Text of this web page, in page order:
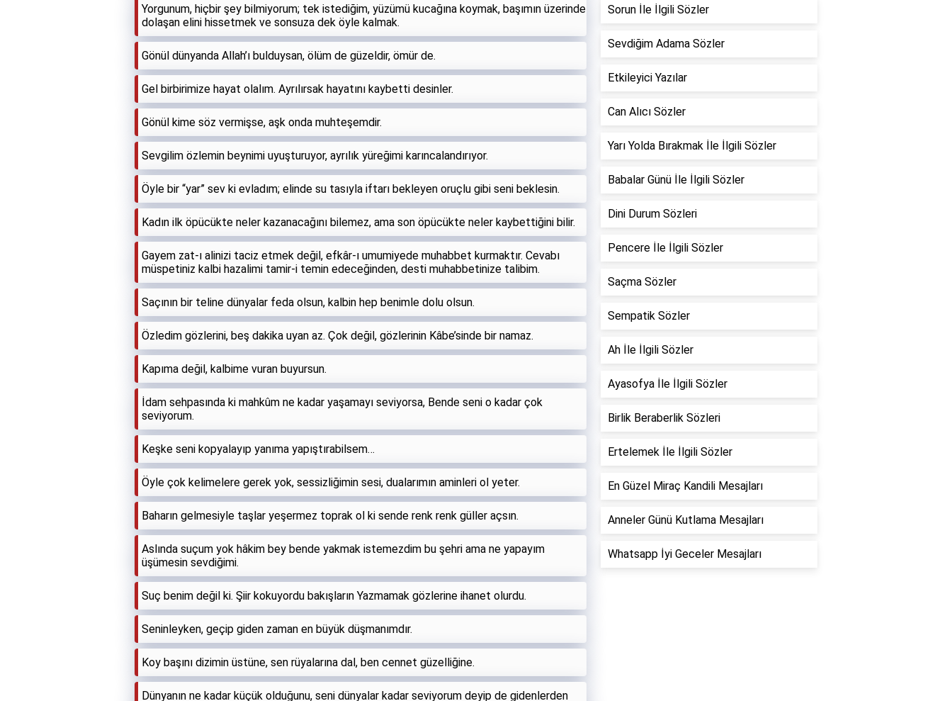
Yorgunum, hiçbir şey bilmiyorum; tek istediğim, yüzümü kucağına koymak, başımın üzerinde
dolaşan elini hissetmek ve sonsuza dek öyle kalmak.
Gönül dünyanda Allah’ı bulduysan, ölüm de güzeldir, ömür de.
Gel birbirimize hayat olalım. Ayrılırsak hayatını kaybetti desinler.
Gönül kime söz vermişse, aşk onda muhteşemdir.
Sevgilim özlemin beynimi uyuşturuyor, ayrılık yüreğimi karıncalandırıyor.
Öyle bir “yar” sev ki evladım; elinde su tasıyla iftarı bekleyen oruçlu gibi seni beklesin.
Kadın ilk öpücükte neler kazanacağını bilemez, ama son öpücükte neler kaybettiğini bilir.
Gayem zat-ı alinizi taciz etmek değil, efkâr-ı umumiyede muhabbet kurmaktır. Cevabı
müspetiniz kalbi hazalimi tamir-i temin edeceğinden, desti muhabbetinize talibim.
Saçının bir teline dünyalar feda olsun, kalbin hep benimle dolu olsun.
Özledim gözlerini, beş dakika uyan az. Çok değil, gözlerinin Kâbe’sinde bir namaz.
Kapıma değil, kalbime vuran buyursun.
İdam sehpasında ki mahkûm ne kadar yaşamayı seviyorsa, Bende seni o kadar çok
seviyorum.
Keşke seni kopyalayıp yanıma yapıştırabilsem…
Öyle çok kelimelere gerek yok, sessizliğimin sesi, dualarımın aminleri ol yeter.
Baharın gelmesiyle taşlar yeşermez toprak ol ki sende renk renk güller açsın.
Aslında suçum yok hâkim bey bende yakmak istemezdim bu şehri ama ne yapayım
üşümesin sevdiğimi.
Suç benim değil ki. Şiir kokuyordu bakışların Yazmamak gözlerine ihanet olurdu.
Seninleyken, geçip giden zaman en büyük düşmanımdır.
Koy başını dizimin üstüne, sen rüyalarına dal, ben cennet güzelliğine.
Dünyanın ne kadar küçük olduğunu, seni dünyalar kadar seviyorum deyip de gidenlerden
Sorun İle İlgili Sözler
Sevdiğim Adama Sözler
Etkileyici Yazılar
Can Alıcı Sözler
Yarı Yolda Bırakmak İle İlgili Sözler
Babalar Günü İle İlgili Sözler
Dini Durum Sözleri
Pencere İle İlgili Sözler
Saçma Sözler
Sempatik Sözler
Ah İle İlgili Sözler
Ayasofya İle İlgili Sözler
Birlik Beraberlik Sözleri
Ertelemek İle İlgili Sözler
En Güzel Miraç Kandili Mesajları
Anneler Günü Kutlama Mesajları
Whatsapp İyi Geceler Mesajları